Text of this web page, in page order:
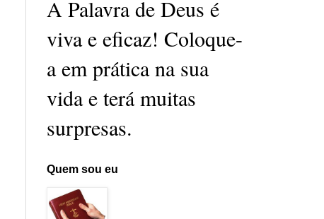
A Palavra de Deus é
viva e eficaz! Coloque-
a em prática na sua
vida e terá muitas
surpresas.
Quem sou eu